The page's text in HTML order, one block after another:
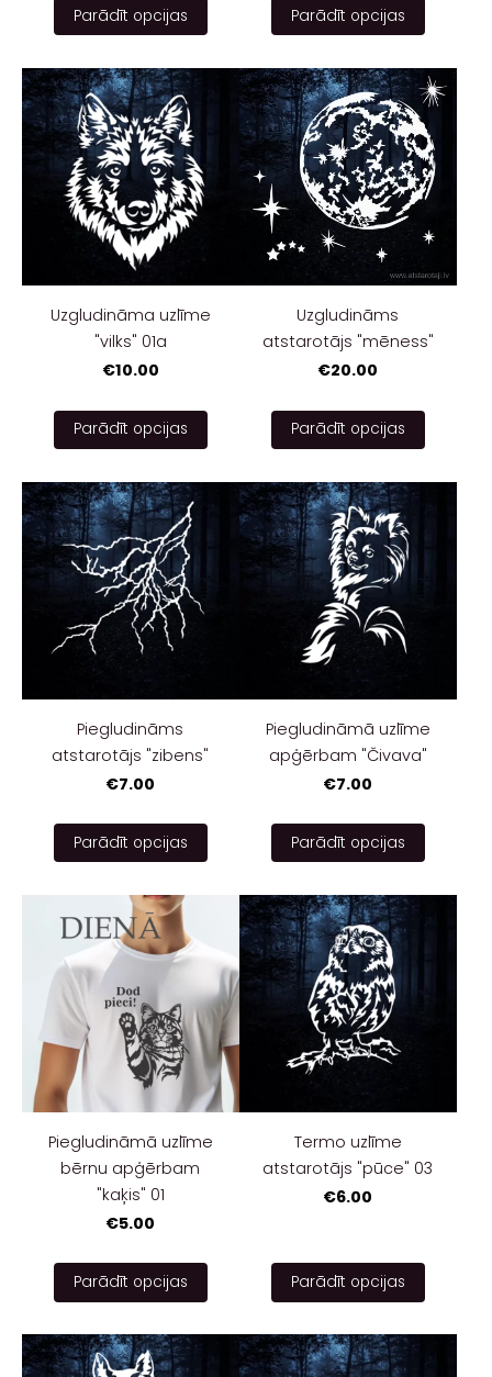
Parādīt opcijas Parādīt opcijas
Uzgludināma uzlīme
"vilks" 01a
€10.00
Parādīt opcijas
Uzgludināms
atstarotājs "mēness"
€20.00
Parādīt opcijas
Piegludināms
atstarotājs "zibens"
€7.00
Parādīt opcijas
Piegludināmā uzlīme
apģērbam "Čivava"
€7.00
Parādīt opcijas
Piegludināmā uzlīme
bērnu apģērbam
"kaķis" 01
€5.00
Parādīt opcijas
Termo uzlīme
atstarotājs "pūce" 03
€6.00
Parādīt opcijas